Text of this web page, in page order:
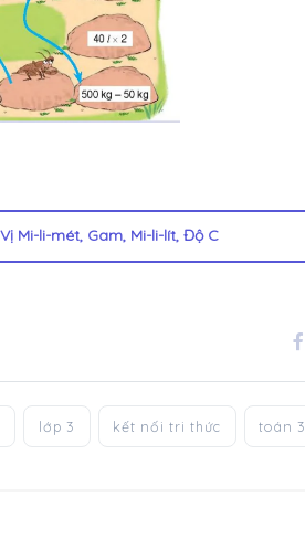
Mi-li-mét, Gam, Mi-li-lít, Độ C
lớp 3 kết nối tri thức toán 3